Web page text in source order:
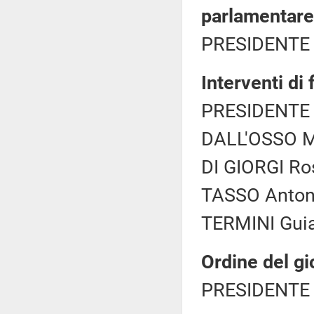
parlamentare
Interventi di
DALL'OSSO
DI GIORGI
TASSO
TERMINI
Ordine del